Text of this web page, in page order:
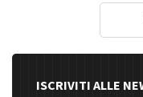
ISCRIVITI ALLE